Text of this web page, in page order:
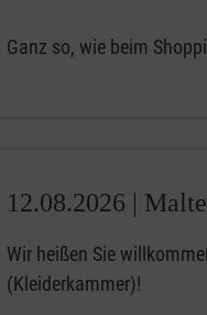
Ganz so, wie beim
12.08.2026 |
Wir heißen Sie
(Kleiderkammer)!